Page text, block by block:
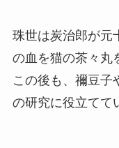
珠世は炭治郎が元
の血を猫の茶々丸
この後も、禰豆子
の研究に役立てて